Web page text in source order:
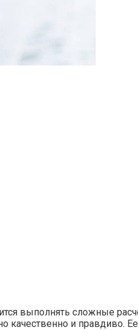
выполнять сложные
и правдиво.